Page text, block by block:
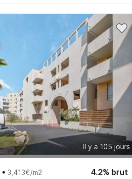
Il y a 105 jours
•3,413€/m2 4.2% brut